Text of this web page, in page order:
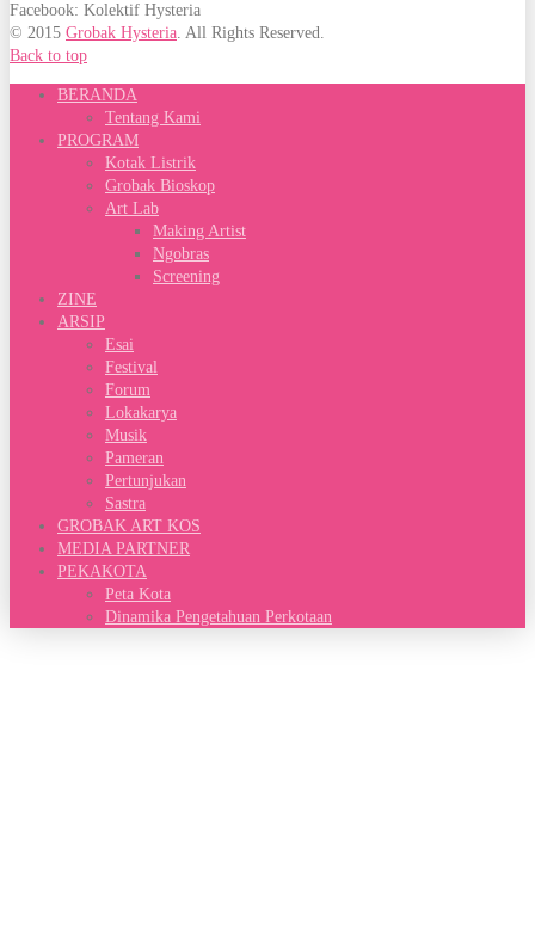
Facebook: Kolektif Hysteria
© 2015 Grobak Hysteria. All Rights Reserved.
Back to top
BERANDA
Tentang Kami
PROGRAM
Kotak Listrik
Grobak Bioskop
Art Lab
Making Artist
Ngobras
Screening
ZINE
ARSIP
Esai
Festival
Forum
Lokakarya
Musik
Pameran
Pertunjukan
Sastra
GROBAK ART KOS
MEDIA PARTNER
PEKAKOTA
Peta Kota
Dinamika Pengetahuan Perkotaan